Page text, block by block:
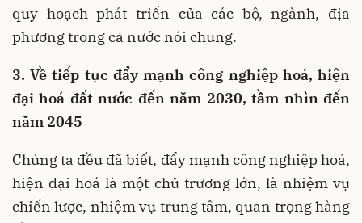
quy hoạch phát triển của các bộ, ngành, địa
phương trong cả nước nói chung.
3. Về tiếp tục đẩy mạnh công nghiệp hoá, hiện
đại hoá đất nước đến năm 2030, tầm nhìn đến
năm 2045
Chúng ta đều đã biết, đẩy mạnh công nghiệp hoá,
hiện đại hoá là một chủ trương lớn, là nhiệm vụ
chiến lược, nhiệm vụ trung tâm, quan trọng hàng